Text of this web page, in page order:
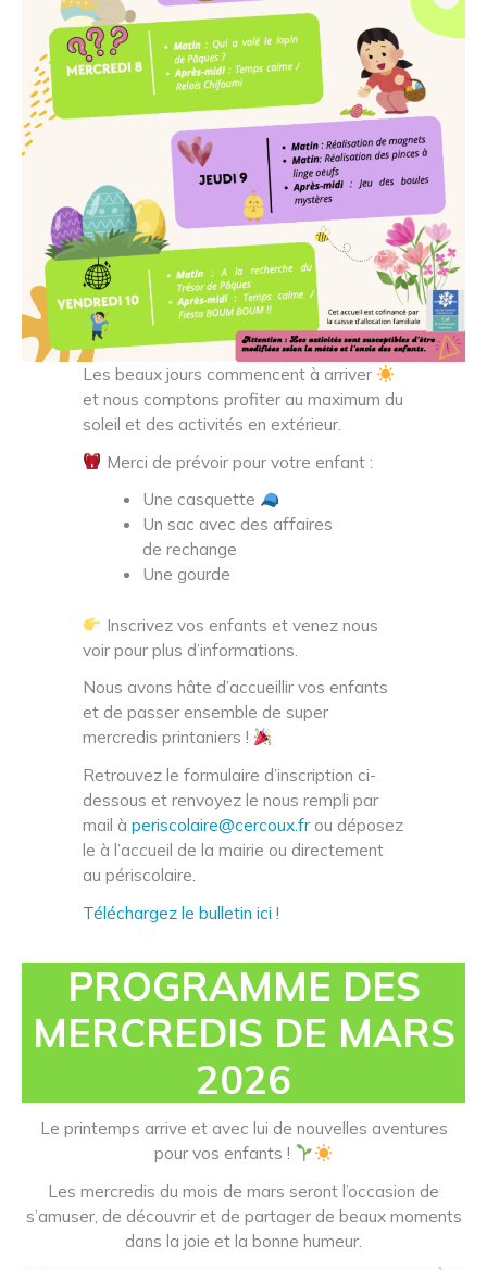
Les beaux jours commencent à arriver
et nous comptons profiter au maximum du
soleil et des activités en extérieur.
Merci de prévoir pour votre enfant :
Une casquette
Un sac avec des affaires
de rechange
Une gourde
Inscrivez vos enfants et venez nous
voir pour plus d’informations.
Nous avons hâte d’accueillir vos enfants
et de passer ensemble de super
mercredis printaniers !
Retrouvez le formulaire d’inscription ci-
dessous et renvoyez le nous rempli par
mail à periscolaire@cercoux.fr ou déposez
le à l’accueil de la mairie ou directement
au périscolaire.
Téléchargez le bulletin ici !
PROGRAMME DES
MERCREDIS DE MARS
2026
Le printemps arrive et avec lui de nouvelles aventures
pour vos enfants !
Les mercredis du mois de mars seront l’occasion de
s’amuser, de découvrir et de partager de beaux moments
dans la joie et la bonne humeur.